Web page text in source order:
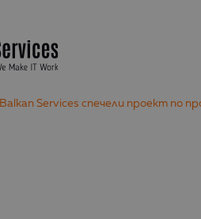
Balkan Services спечели проект по